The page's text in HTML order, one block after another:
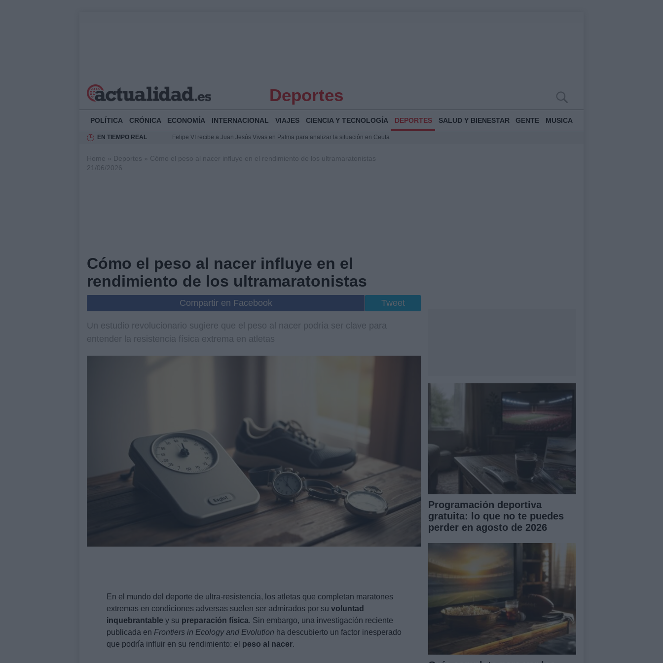
Deportes
POLÍTICA CRÓNICA ECONOMÍA INTERNACIONAL VIAJES CIENCIA Y TECNOLOGÍA DEPORTES SALUD Y BIENESTAR GENTE MUSICA
EN TIEMPO REAL
Felipe VI recibe a Juan Jesús Vivas en Palma para analizar la situación en Ceuta
Impacto económico y humanitario en Ceuta tras la llegada masiva de migrantes
Home » Deportes » Cómo el peso al nacer influye en el rendimiento de los ultramaratonistas
21/06/2026
Cómo el peso al nacer influye en el
rendimiento de los ultramaratonistas
Compartir en Facebook Tweet
Un estudio revolucionario sugiere que el peso al nacer podría ser clave para
entender la resistencia física extrema en atletas
En el mundo del deporte de ultra-resistencia, los atletas que completan maratones
extremas en condiciones adversas suelen ser admirados por su voluntad
inquebrantable y su preparación física. Sin embargo, una investigación reciente
publicada en Frontiers in Ecology and Evolution ha descubierto un factor inesperado
que podría influir en su rendimiento: el peso al nacer.
Programación deportiva
gratuita: lo que no te puedes
perder en agosto de 2026